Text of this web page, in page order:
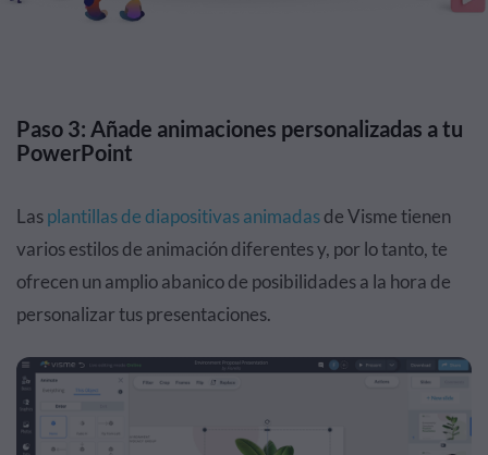
Paso 3: Añade animaciones personalizadas a tu
PowerPoint
Lasplantillas de diapositivas animadasde Visme tienen
varios estilos de animación diferentes y, por lo tanto, te
ofrecen un amplio abanico de posibilidades a la hora de
personalizar tus presentaciones.